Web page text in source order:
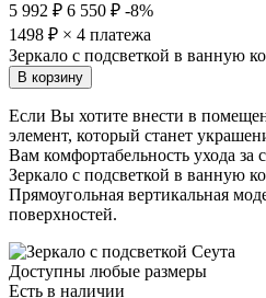
5 992 ₽ 6 550 ₽ -8%
1498 ₽ × 4 платежа
Зеркало с подсветкой в ванную
В корзину
Если Вы хотите внести в
элемент, который станет
Вам комфортабельность ухода за
Зеркало с подсветкой в ванную
Прямоугольная вертикальная
поверхностей.
Доступны любые размеры
Есть в наличии